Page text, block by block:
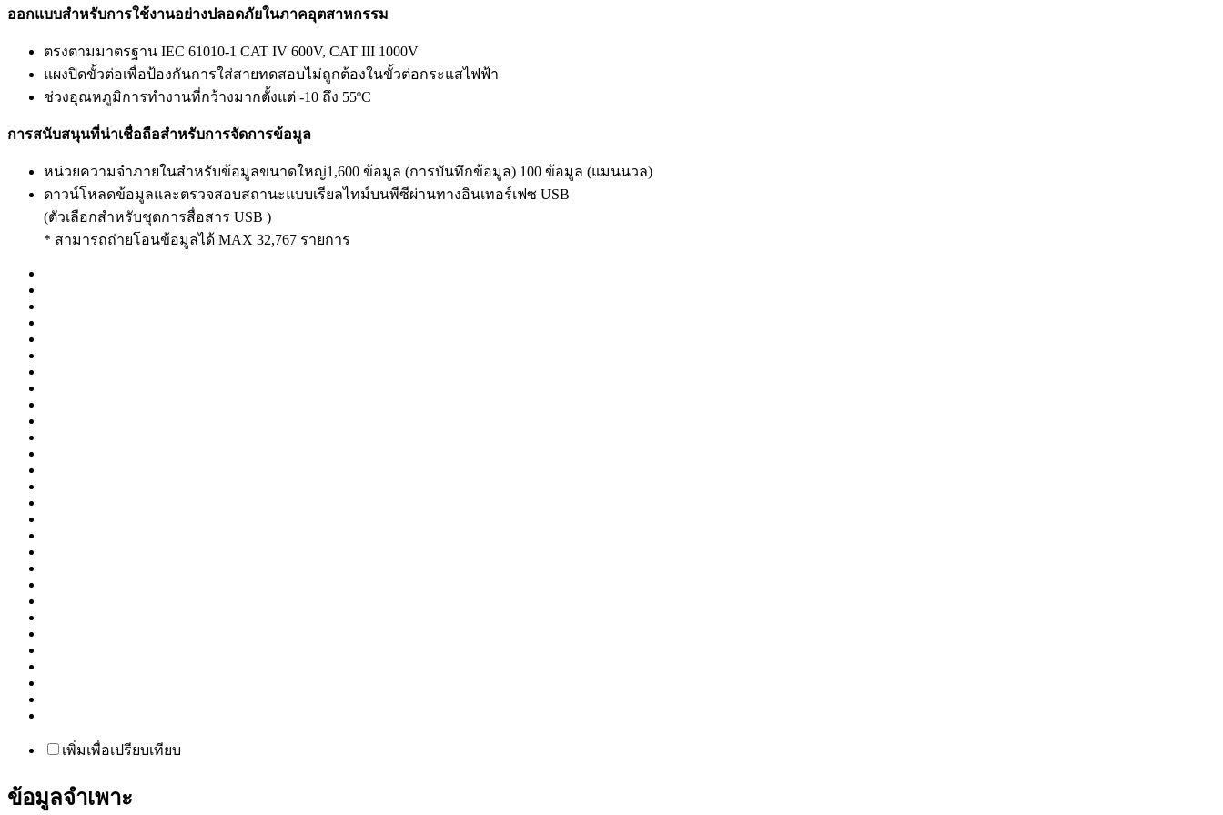
ออกแบบสำหรับการใช้งานอย่างปลอดภัยในภาคอุตสาหกรรม
ตรงตามมาตรฐาน IEC 61010-1 CAT IV 600V, CAT III 1000V
แผงปิดขั้วต่อเพื่อป้องกันการใส่สายทดสอบไม่ถูกต้องในขั้วต่อกระแสไฟฟ้า
ช่วงอุณหภูมิการทำงานที่กว้างมากตั้งแต่ -10 ถึง 55ºC
การสนับสนุนที่น่าเชื่อถือสำหรับการจัดการข้อมูล
หน่วยความจำภายในสำหรับข้อมูลขนาดใหญ่1,600 ข้อมูล (การบันทึกข้อมูล) 100 ข้อมูล (แมนนวล)
ดาวน์โหลดข้อมูลและตรวจสอบสถานะแบบเรียลไทม์บนพีซีผ่านทางอินเทอร์เฟซ USB
(ตัวเลือกสำหรับชุดการสื่อสาร USB )
* สามารถถ่ายโอนข้อมูลได้ MAX 32,767 รายการ
ข้อมูลจำเพาะ